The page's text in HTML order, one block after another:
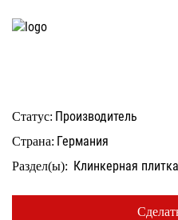
Статус: Производитель
Страна: Германия
Раздел(ы): Клинкерная плитка